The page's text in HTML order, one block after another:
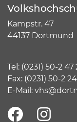
Kampstr. 47
44137 Dortmund
Tel: (0231) 50-2 47
Fax: (0231) 50-2 24
E-Mail: